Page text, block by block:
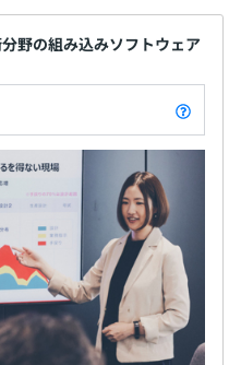
野の組み込みソフトウェア